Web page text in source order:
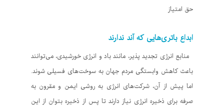
حق امتیاز
ابداع باتری‌هایی که آند ندارند
منابع انرژی تجدید پذیر، مانند باد و انرژی خورشیدی، می‌توانند
باعث کاهش وابستگی مردم جهان به سوخت‌های فسیلی شوند.
اما پیش از آن، شرکت‌های انرژی به روشی ایمن و مقرون به
صرفه برای ذخیره انرژی نیاز دارند تا پس از ذخیره بتوان از این